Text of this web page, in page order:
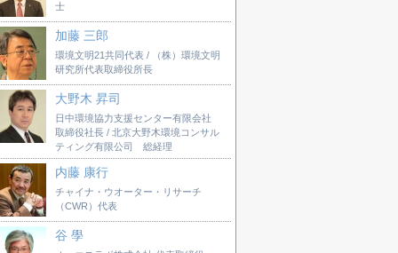
士
加藤 三郎
環境文明21共同代表 / （株）環境文明
研究所代表取締役所長
大野木 昇司
日中環境協力支援センター有限会社
取締役社長 / 北京大野木環境コンサル
ティング有限公司 総経理
内藤 康行
チャイナ・ウオーター・リサーチ
（CWR）代表
谷 學